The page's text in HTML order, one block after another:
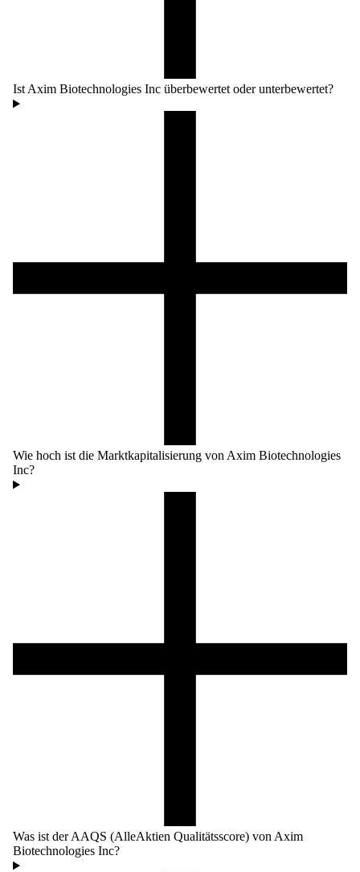
Ist Axim Biotechnologies Inc überbewertet oder unterbewertet?
Wie hoch ist die Marktkapitalisierung von Axim Biotechnologies
Inc?
Was ist der AAQS (AlleAktien Qualitätsscore) von Axim
Biotechnologies Inc?